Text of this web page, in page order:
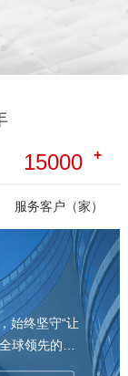
15000
服务客户（家）
始终坚守“让
球领先的具
，以具身智